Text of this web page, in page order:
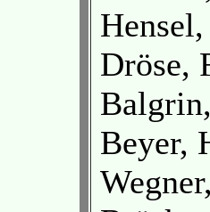
Dröse,
Beyer,